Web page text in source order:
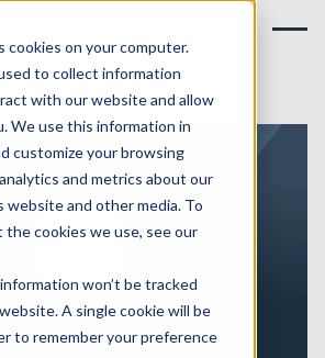
on your computer.
to collect information
with our website and allow
We use this information in
customize your browsing
and metrics about our
and other media. To
cookies we use, see our
won’t be tracked
A single cookie will be
to remember your preference